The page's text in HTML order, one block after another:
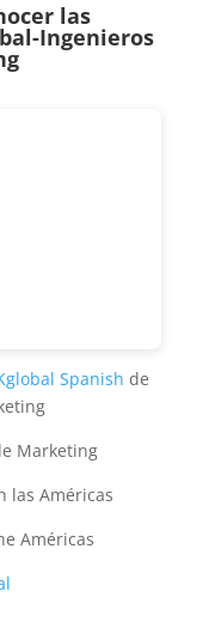
las
Ingenieros
Spanish de
Marketing
las Américas
Américas